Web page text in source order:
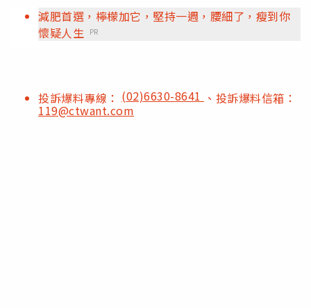
減肥首選，檸檬加它，堅持一週，腰細了，瘦到你
懷疑人生 PR
投訴爆料專線： (02)6630-8641 、投訴爆料信箱：
119@ctwant.com